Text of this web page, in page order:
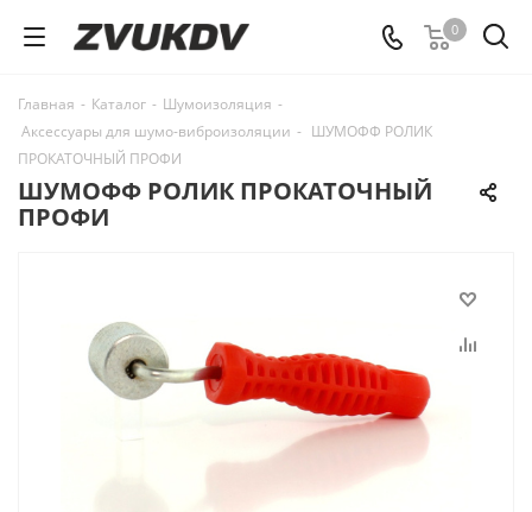
0
Главная - Каталог - Шумоизоляция -
Аксессуары для шумо-виброизоляции - ШУМОФФ РОЛИК
ПРОКАТОЧНЫЙ ПРОФИ
ШУМОФФ РОЛИК ПРОКАТОЧНЫЙ
ПРОФИ